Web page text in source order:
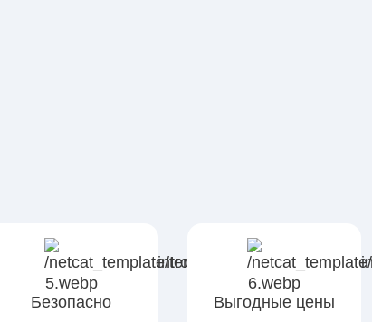
Безопасно Выгодные цены